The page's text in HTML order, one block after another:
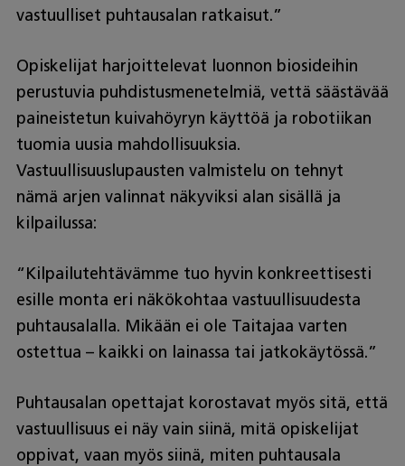
vastuulliset puhtausalan ratkaisut.”
Opiskelijat harjoittelevat luonnon biosideihin
perustuvia puhdistusmenetelmiä, vettä säästävää
paineistetun kuivahöyryn käyttöä ja robotiikan
tuomia uusia mahdollisuuksia.
Vastuullisuuslupausten valmistelu on tehnyt
nämä arjen valinnat näkyviksi alan sisällä ja
kilpailussa:
“Kilpailutehtävämme tuo hyvin konkreettisesti
esille monta eri näkökohtaa vastuullisuudesta
puhtausalalla. Mikään ei ole Taitajaa varten
ostettua – kaikki on lainassa tai jatkokäytössä.”
Puhtausalan opettajat korostavat myös sitä, että
vastuullisuus ei näy vain siinä, mitä opiskelijat
oppivat, vaan myös siinä, miten puhtausala